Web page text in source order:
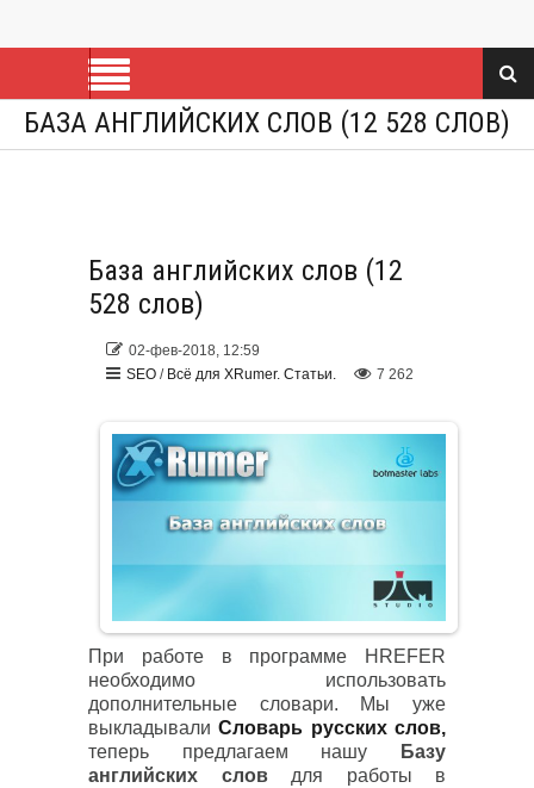
БАЗА АНГЛИЙСКИХ СЛОВ (12 528 СЛОВ)
База английских слов (12
528 слов)
02-фев-2018, 12:59
SEO / Всё для XRumer. Статьи. 7 262
При работе в программе HREFER
необходимо использовать
дополнительные словари. Мы уже
выкладывалиСловарь русских слов,
теперь предлагаем нашу
Базу
английских словдля работы в